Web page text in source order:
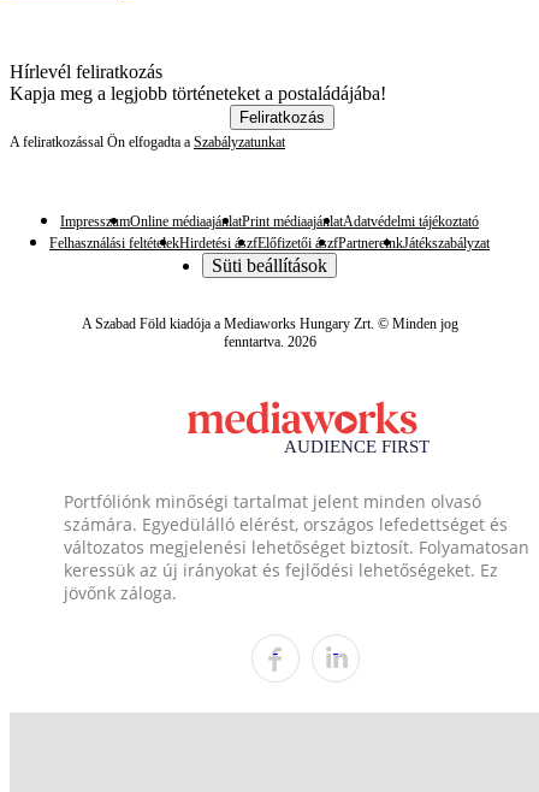
Hírlevél feliratkozás
Kapja meg a legjobb történeteket a postaládájába!
Feliratkozás
A feliratkozással Ön elfogadta a Szabályzatunkat
ImpresszumOnline médiaajánlatPrint médiaajánlatAdatvédelmi tájékoztató
Felhasználási feltételekHirdetési ászfElőfizetői ászfPartnereinkJátékszabályzat
Süti beállítások
A Szabad Föld kiadója a Mediaworks Hungary Zrt. © Minden jog
fenntartva. 2026
Portfóliónk minőségi tartalmat jelent minden olvasó
számára. Egyedülálló elérést, országos lefedettséget és
változatos megjelenési lehetőséget biztosít. Folyamatosan
keressük az új irányokat és fejlődési lehetőségeket. Ez
jövőnk záloga.